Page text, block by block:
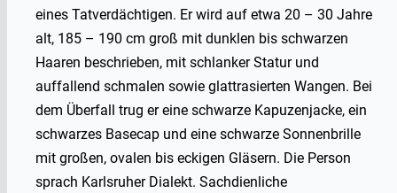
eines Tatverdächtigen. Er wird auf etwa 20 – 30 Jahre
alt, 185 – 190 cm groß mit dunklen bis schwarzen
Haaren beschrieben, mit schlanker Statur und
auffallend schmalen sowie glattrasierten Wangen. Bei
dem Überfall trug er eine schwarze Kapuzenjacke, ein
schwarzes Basecap und eine schwarze Sonnenbrille
mit großen, ovalen bis eckigen Gläsern. Die Person
sprach Karlsruher Dialekt. Sachdienliche